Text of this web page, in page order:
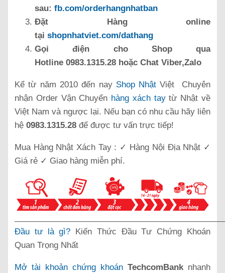
sau: fb.com/orderhangnhatban
Đặt Hàng online
tại shopnhatviet.com/dathang
Gọi điện cho Shop qua
Hotline 0983.1315.28 hoặc Chat Viber,Zalo
Kể từ năm 2010 đến nay Shop Nhật Việt Chuyên
nhận Order Vận Chuyển hàng xách taytừ Nhật về
Việt Nam và ngược lại. Nếu bạn có nhu cầu hãy liên
hệ 0983.1315.28 để được tư vấn trực tiếp!
Mua Hàng Nhật Xách Tay : ✓ Hàng Nội Địa Nhật ✓
Giá rẻ ✓ Giao hàng miễn phí.
Đầu tư là gì? Kiến Thức Đầu Tư Chứng Khoán
Quan Trọng Nhất
Mở tài khoản chứng khoán TechcomBank nhanh